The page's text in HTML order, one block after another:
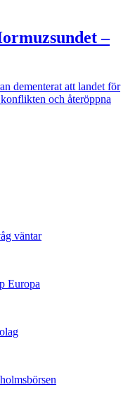
–
dementerat att landet för
och återöppna
väntar
Europa